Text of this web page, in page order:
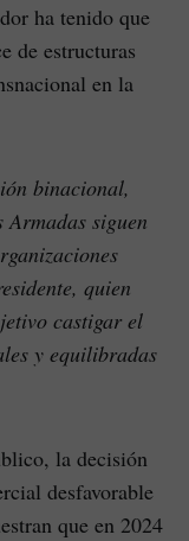
ha tenido que
de estructuras
en la
binacional,
siguen
quien
castigar el
y equilibradas
la decisión
desfavorable
que en 2024